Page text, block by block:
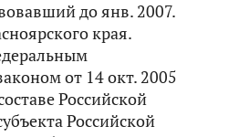
до янв. 2007.
края.
от 14 окт. 2005
Российской
Российской